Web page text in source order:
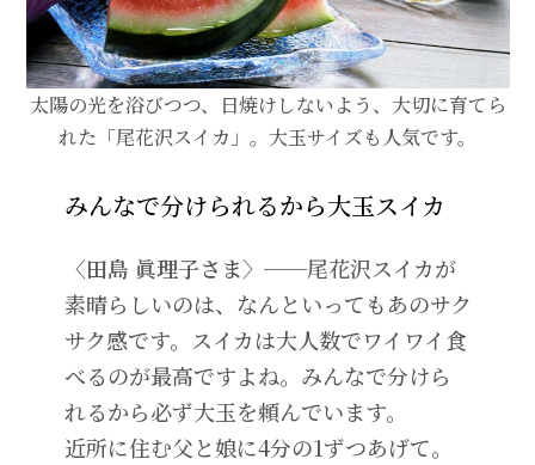
太陽の光を浴びつつ、日焼けしないよう、大切に育てら
れた「尾花沢スイカ」。大玉サイズも人気です。
みんなで分けられるから大玉スイカ
〈田島 眞理子さま〉──尾花沢スイカが
素晴らしいのは、なんといってもあのサク
サク感です。スイカは大人数でワイワイ食
べるのが最高ですよね。みんなで分けら
れるから必ず大玉を頼んでいます。
近所に住む父と娘に4分の1ずつあげて。